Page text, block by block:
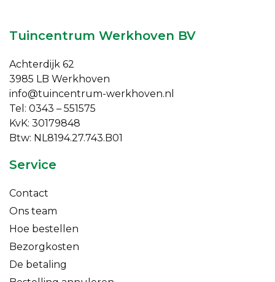
Tuincentrum Werkhoven BV
Achterdijk 62
3985 LB Werkhoven
info@tuincentrum-werkhoven.nl
Tel: 0343 – 551575
KvK: 30179848
Btw: NL8194.27.743.B01
Service
Contact
Ons team
Hoe bestellen
Bezorgkosten
De betaling